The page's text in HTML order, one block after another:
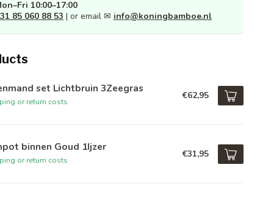
10:00–17:00
85 060 88 53 | or email ✉ info@koningbamboe.nl
set Lichtbruin 3Zeegras
or return costs
€62,95
binnen Goud 1Ijzer
or return costs
€31,95